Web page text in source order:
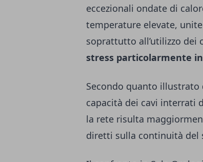
eccezionali ondate di
temperature elevate,
soprattutto all’utilizzo
stress particolarmente
Secondo quanto illustrato
capacità dei cavi interrati
la rete risulta
diretti sulla continuità del